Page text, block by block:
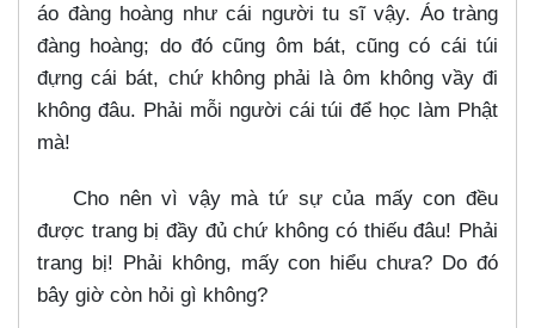
áo đàng hoàng như cái người tu sĩ vậy. Áo tràng
đàng hoàng; do đó cũng ôm bát, cũng có cái túi
đựng cái bát, chứ không phải là ôm không vầy đi
không đâu. Phải mỗi người cái túi để học làm Phật
mà!
Cho nên vì vậy mà tứ sự của mấy con đều
được trang bị đầy đủ chứ không có thiếu đâu! Phải
trang bị! Phải không, mấy con hiểu chưa? Do đó
bây giờ còn hỏi gì không?